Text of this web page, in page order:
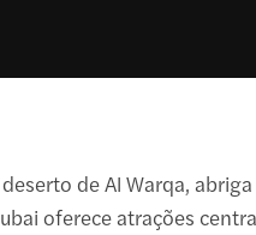
de Al Warqa,
oferece atrações